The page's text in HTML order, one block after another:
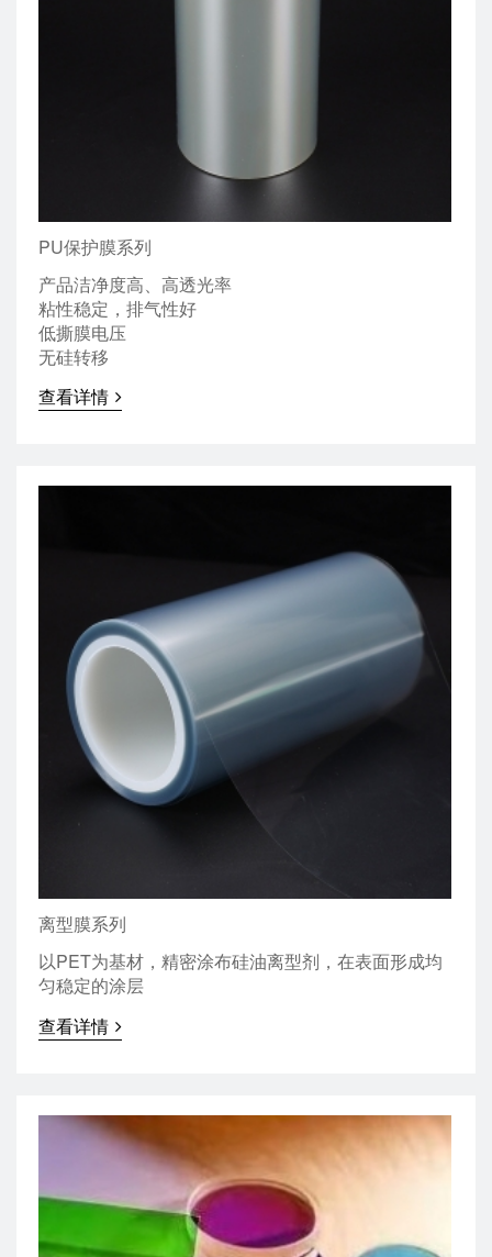
PU保护膜系列
产品洁净度高、高透光率
粘性稳定，排气性好
低撕膜电压
无硅转移
查看详情
离型膜系列
以PET为基材，精密涂布硅油离型剂，在表面形成均
匀稳定的涂层
查看详情